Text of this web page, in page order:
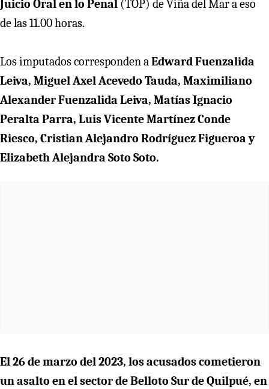
Juicio Oral en lo Penal (TOP) de Viña del Mar a eso
de las 11.00 horas.
Los imputados corresponden aEdward Fuenzalida
Leiva, Miguel Axel Acevedo Tauda, Maximiliano
Alexander Fuenzalida Leiva, Matías Ignacio
Peralta Parra, Luis Vicente Martínez Conde
Riesco, Cristian Alejandro Rodríguez Figueroa y
Elizabeth Alejandra Soto Soto.
El 26 de marzo del 2023, los acusados cometieron
un asalto en el sector de Belloto Sur de Quilpué, en